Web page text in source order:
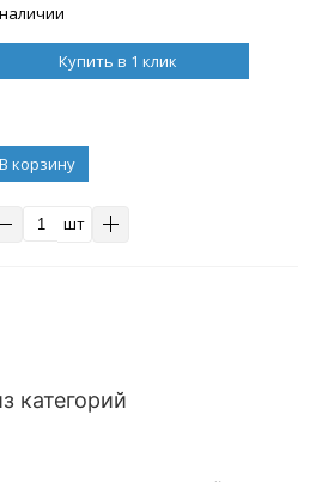
Купить в 1 клик
В корзину
шт
категорий